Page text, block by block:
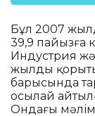
Бұл 2007
39,9 пайызға
Индустрия
жылдың
барысында
осылай
Ондағы